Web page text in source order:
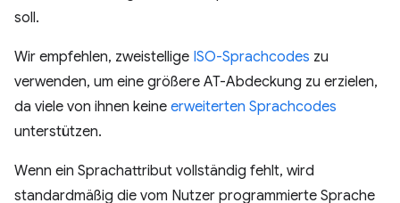
soll.
Wir empfehlen, zweistellige ISO-Sprachcodes zu
verwenden, um eine größere AT-Abdeckung zu erzielen,
da viele von ihnen keine erweiterten Sprachcodes
unterstützen.
Wenn ein Sprachattribut vollständig fehlt, wird
standardmäßig die vom Nutzer programmierte Sprache